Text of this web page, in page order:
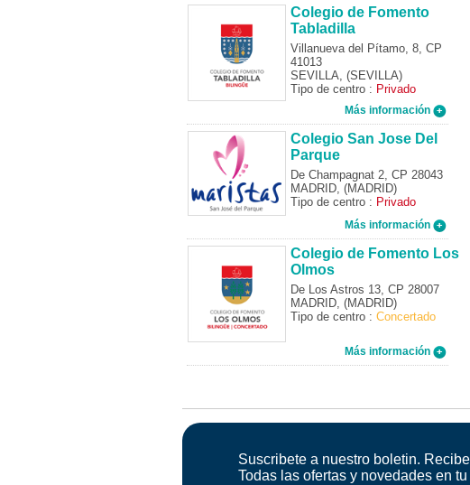
Colegio de Fomento
Tabladilla
Villanueva del Pítamo, 8, CP
41013
SEVILLA, (SEVILLA)
Tipo de centro : Privado
Más información
Colegio San Jose Del
Parque
De Champagnat 2, CP 28043
MADRID, (MADRID)
Tipo de centro : Privado
Más información
Colegio de Fomento Los
Olmos
De Los Astros 13, CP 28007
MADRID, (MADRID)
Tipo de centro : Concertado
Más información
Suscribete a nuestro boletin.
Todas las ofertas y novedades en tu